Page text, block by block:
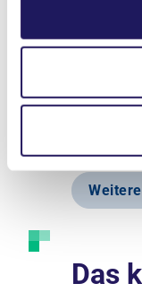
Das